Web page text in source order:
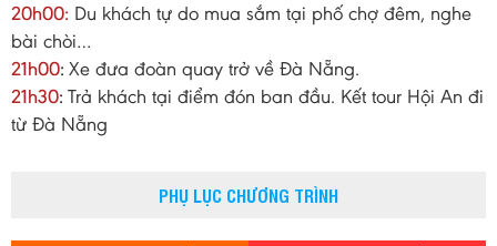
20h00: Du khách tự do mua sắm tại phố chợ đêm, nghe
bài chòi…
21h00: Xe đưa đoàn quay trở về Đà Nẵng.
21h30: Trả khách tại điểm đón ban đầu. Kết tour Hội An đi
từ Đà Nẵng
PHỤ LỤC CHƯƠNG TRÌNH